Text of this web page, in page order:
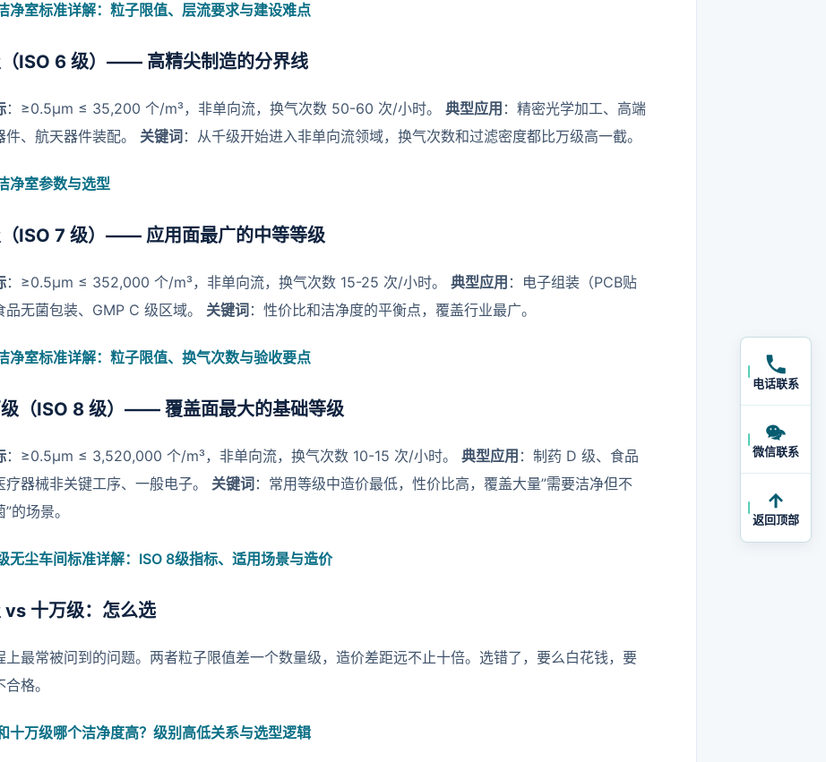
净室标准详解：粒子限值、层流要求与建设难点
ISO 6 级）—— 高精尖制造的分界线
：≥0.5μm ≤ 35,200 个/m³，非单向流，换气次数 50-60 次/小时。 典型应用 ：精密光学加工、高端
件、航天器件装配。 关键词 ：从千级开始进入非单向流领域，换气次数和过滤密度都比万级高一截。
净室参数与选型
ISO 7 级）—— 应用面最广的中等等级
：≥0.5μm ≤ 352,000 个/m³，非单向流，换气次数 15-25 次/小时。 典型应用 ：电子组装（PCB贴
品无菌包装、GMP C 级区域。 关键词 ：性价比和洁净度的平衡点，覆盖行业最广。
净室标准详解：粒子限值、换气次数与验收要点
（ISO 8 级）—— 覆盖面最大的基础等级
：≥0.5μm ≤ 3,520,000 个/m³，非单向流，换气次数 10-15 次/小时。 典型应用 ：制药 D 级、食品
疗器械非关键工序、一般电子。 关键词 ：常用等级中造价最低，性价比高，覆盖大量”需要洁净但不
的场景。
无尘车间标准详解：ISO 8级指标、适用场景与造价
vs 十万级：怎么选
上最常被问到的问题。两者粒子限值差一个数量级，造价差距远不止十倍。选错了，要么白花钱，要
格。
十万级哪个洁净度高？级别高低关系与选型逻辑
电话联系
微信联系
返回顶部